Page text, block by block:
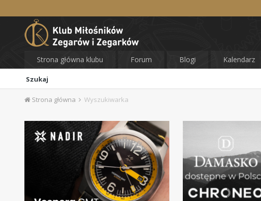
Strona główna klubu Forum Blogi Kalendarz
Szukaj
Strona główna Wyszukiwarka